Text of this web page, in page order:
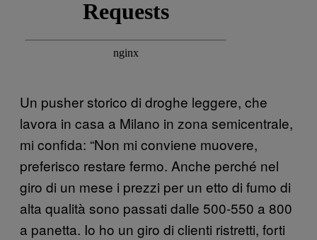
Un pusher storico di droghe leggere, che
lavora in casa a Milano in zona semicentrale,
mi confida: “Non mi conviene muovere,
preferisco restare fermo. Anche perché nel
giro di un mese i prezzi per un etto di fumo di
alta qualità sono passati dalle 500-550 a 800
a panetta. Io ho un giro di clienti ristretti, forti